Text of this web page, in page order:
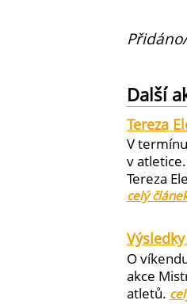
Další
Tereza
V
v
Tereza
celý
O
akce
atletů.